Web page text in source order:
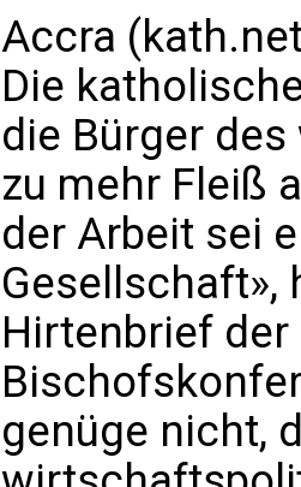
Accra
Die
die Bürger
zu mehr Fleiß
der Arbeit sei
Gesellschaft»,
Hirtenbrief
genüge nicht,